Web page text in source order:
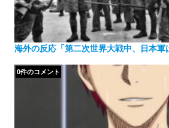
海外の反応「第二次世界大戦中、日本軍
0件のコメント